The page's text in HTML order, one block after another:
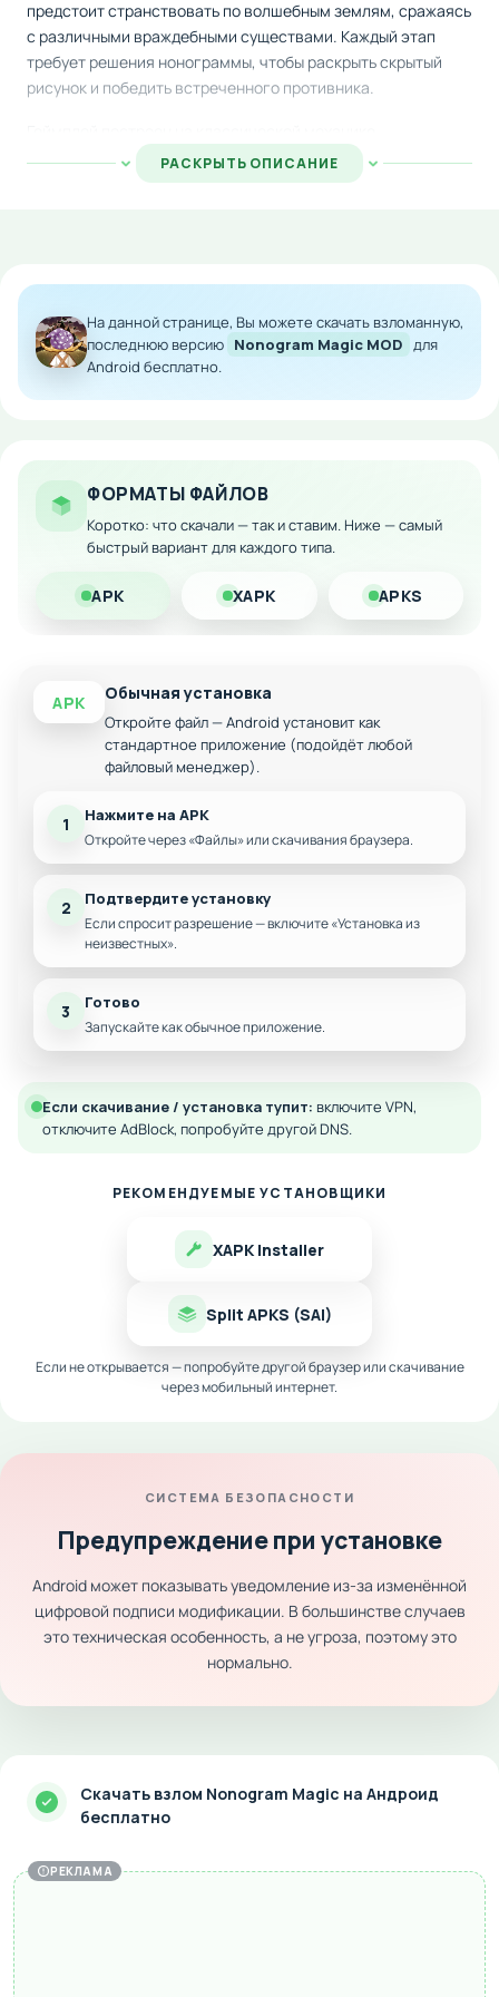
предстоит странствовать по волшебным землям, сражаясь
с различными враждебными существами. Каждый этап
требует решения нонограммы, чтобы раскрыть скрытый
рисунок и победить встреченного противника.
разгадывания кроссвордов-пикселей. Используя числовые
подсказки в рядах и колонках, вы определяете, какие
сюжету и преодоления возникающих преград.
Скачайте игру на Android и наслаждайтесь увлекательным
путешествием, где логика и стратегия помогут спасти
королевство от разрушения. Игра идеально подходит для
любителей головоломок и захватывающих приключений.
Бесплатные премиум-покупки
Открытый доступ ко всем уровням без
ограничений
Отсутствие рекламы во время игры
Полная функциональность без платежей
РАСКРЫТЬ ОПИСАНИЕ
На данной странице, Вы можете скачать взломанную,
последнюю версию Nonogram Magic MOD для
Android бесплатно.
ФОРМАТЫ ФАЙЛОВ
Коротко: что скачали — так и ставим. Ниже — самый
быстрый вариант для каждого типа.
APK XAPK APKS
APK Обычная установка
Откройте файл — Android установит как
стандартное приложение (подойдёт любой
файловый менеджер).
1 Нажмите на APK
Откройте через «Файлы» или скачивания браузера.
2 Подтвердите установку
Если спросит разрешение — включите «Установка из
неизвестных».
3 Готово
Запускайте как обычное приложение.
Если скачивание / установка тупит: включите VPN,
отключите AdBlock, попробуйте другой DNS.
РЕКОМЕНДУЕМЫЕ УСТАНОВЩИКИ
XAPK Installer
Split APKS (SAI)
Если не открывается — попробуйте другой браузер или скачивание
через мобильный интернет.
СИСТЕМА БЕЗОПАСНОСТИ
Предупреждение при установке
Android может показывать уведомление из-за изменённой
цифровой подписи модификации. В большинстве случаев
это техническая особенность, а не угроза, поэтому это
нормально.
Скачать взлом Nonogram Magic на Андроид
бесплатно
РЕКЛАМА